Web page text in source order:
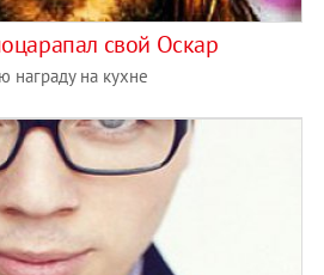
свой Оскар
награду на кухне